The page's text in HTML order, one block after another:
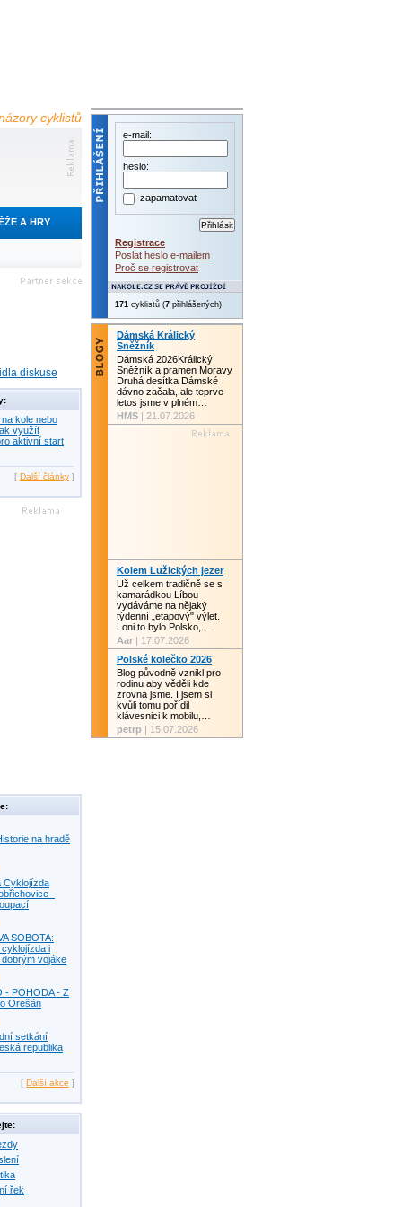
cyklistů
A HRY
diskuse
kole nebo
využít
aktivní start
[ Další články ]
na hradě
Cyklojízda
-
SOBOTA:
i
vojáke
- POHODA - Z
Orešán
setkání
republika
[ Další akce ]
řek
e-mail:
heslo:
zapamatovat
Registrace
Poslat heslo e-mailem
Proč se registrovat
171 cyklistů (7 přihlášených)
Dámská Králický
Sněžník
Dámská 2026Králický
Sněžník a pramen Moravy
Druhá desítka Dámské
dávno začala, ale teprve
letos jsme v plném…
HMS | 21.07.2026
Kolem Lužických jezer
Už celkem tradičně se s
kamarádkou Líbou
vydáváme na nějaký
týdenní „etapový" výlet.
Loni to bylo Polsko,…
Aar | 17.07.2026
Polské kolečko 2026
Blog původně vznikl pro
rodinu aby věděli kde
zrovna jsme. I jsem si
kvůli tomu pořídil
klávesnici k mobilu,…
petrp | 15.07.2026